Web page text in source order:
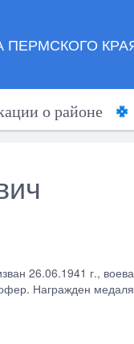
о районе
26.06.1941 г.,
Награжден